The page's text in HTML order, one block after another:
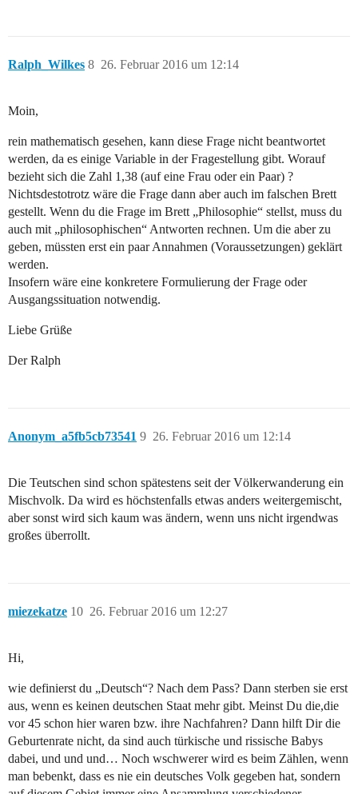
Ralph_Wilkes 26. Februar 2016 um 12:14
8
Moin,
rein mathematisch gesehen, kann diese Frage nicht beantwortet
werden, da es einige Variable in der Fragestellung gibt. Worauf
bezieht sich die Zahl 1,38 (auf eine Frau oder ein Paar) ?
Nichtsdestotrotz wäre die Frage dann aber auch im falschen Brett
gestellt. Wenn du die Frage im Brett „Philosophie“ stellst, muss du
auch mit „philosophischen“ Antworten rechnen. Um die aber zu
geben, müssten erst ein paar Annahmen (Voraussetzungen) geklärt
werden.
Insofern wäre eine konkretere Formulierung der Frage oder
Ausgangssituation notwendig.
Liebe Grüße
Der Ralph
Anonym_a5fb5cb73541 26. Februar 2016 um 12:14
9
Die Teutschen sind schon spätestens seit der Völkerwanderung ein
Mischvolk. Da wird es höchstenfalls etwas anders weitergemischt,
aber sonst wird sich kaum was ändern, wenn uns nicht irgendwas
großes überrollt.
miezekatze 26. Februar 2016 um 12:27
10
Hi,
wie definierst du „Deutsch“? Nach dem Pass? Dann sterben sie erst
aus, wenn es keinen deutschen Staat mehr gibt. Meinst Du die,die
vor 45 schon hier waren bzw. ihre Nachfahren? Dann hilft Dir die
Geburtenrate nicht, da sind auch türkische und rissische Babys
dabei, und und und… Noch wschwerer wird es beim Zählen, wenn
man bebenkt, dass es nie ein deutsches Volk gegeben hat, sondern